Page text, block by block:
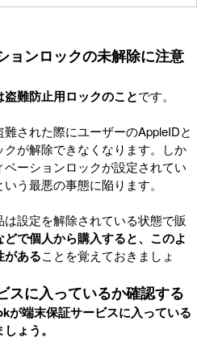
ンロックの未解除に注意
難防止用ロックのことです。
された際にユーザーのAppleIDと
が解除できなくなります。しか
ーションロックが設定されてい
う最悪の事態に陥ります。
設定を解除されている状態で販
どで個人から購入すると、このよ
があることを覚えておきましょ
に入っているか確認する
が端末保証サービスに入っている
ょう。